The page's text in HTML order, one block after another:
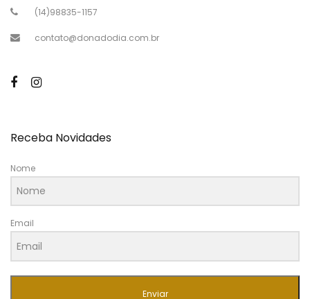
(14)98835-1157
contato@donadodia.com.br
Receba Novidades
Nome
Email
Enviar